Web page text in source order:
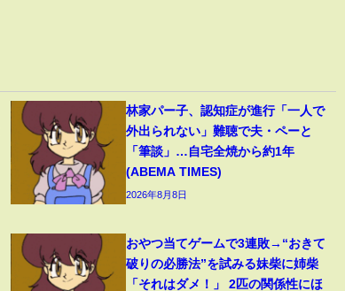
林家パー子、認知症が進行「一人で
外出られない」難聴で夫・ペーと
「筆談」…自宅全焼から約1年
(ABEMA TIMES)
2026年8月8日
おやつ当てゲームで3連敗→“おきて
破りの必勝法”を試みる妹柴に姉柴
「それはダメ！」 2匹の関係性にほ